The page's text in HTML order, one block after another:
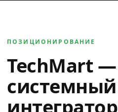
ПОЗИЦИОНИРОВАНИЕ
TechMart —
системный
интегратор